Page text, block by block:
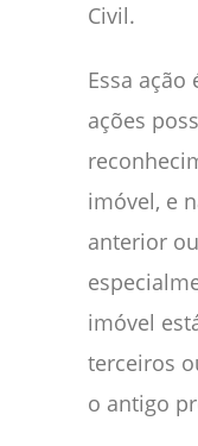
Civil.
Essa
ações
imóvel, e
anterior
imóvel
terceiros
o antigo